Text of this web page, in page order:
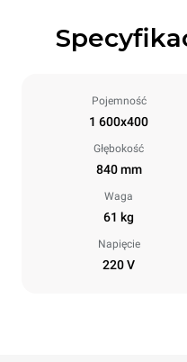
Pojemność
1 600x400
Głębokość
840 mm
Waga
61 kg
Napięcie
220 V